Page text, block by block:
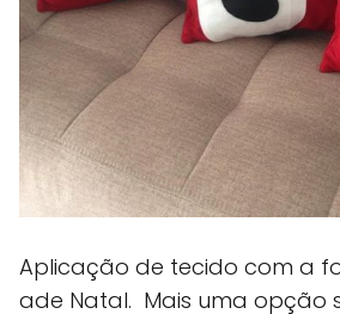
Aplicação de tecido com a
ade Natal. Mais uma opção